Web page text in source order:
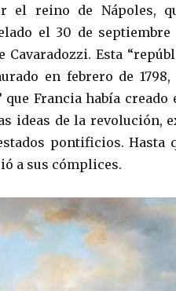
el reino de Nápoles,
el 30 de septiembre
Cavaradozzi. Esta
en febrero de
que Francia había creado
ideas de la revolución,
pontificios. Hasta
a sus cómplices.